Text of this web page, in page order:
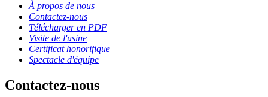
À propos de nous
Contactez-nous
Télécharger en PDF
Visite de l'usine
Certificat honorifique
Spectacle d'équipe
Contactez-nous